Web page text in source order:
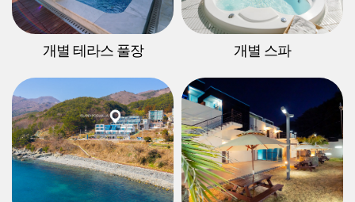
개별 테라스 풀장 개별 스파